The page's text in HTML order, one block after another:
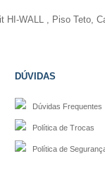
DÚVIDAS
Dúvidas Frequentes
Política de Trocas
Política de